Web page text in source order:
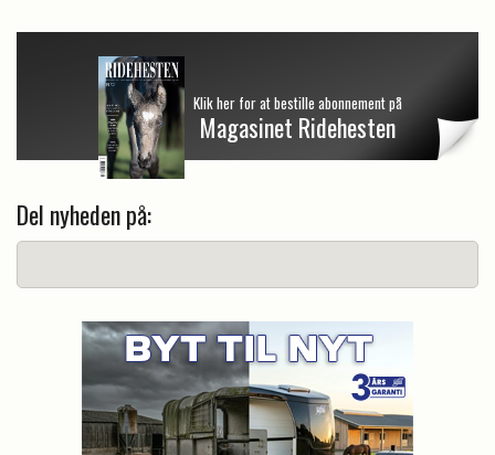
Klik her for at bestille abonnement på
Magasinet Ridehesten
Del nyheden på: